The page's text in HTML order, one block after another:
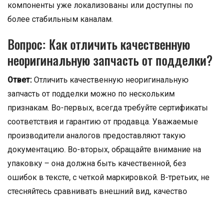
компоненты уже локализованы или доступны по
более стабильным каналам.
Вопрос: Как отличить качественную
неоригинальную запчасть от подделки?
Ответ: Отличить качественную неоригинальную
запчасть от подделки можно по нескольким
признакам. Во-первых, всегда требуйте сертификаты
соответствия и гарантию от продавца. Уважаемые
производители аналогов предоставляют такую
документацию. Во-вторых, обращайте внимание на
упаковку – она должна быть качественной, без
ошибок в тексте, с четкой маркировкой. В-третьих, не
стесняйтесь сравнивать внешний вид, качество